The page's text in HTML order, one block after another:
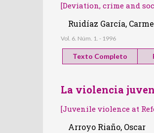
[Deviation, crime and
Ruidíaz García,
Vol. 6. Núm. 1. - 1996
Texto Completo
La violencia
[Juvenile violence at
Arroyo Riaño, Oscar